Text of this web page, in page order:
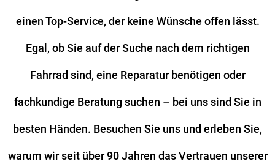
einen Top-Service, der keine Wünsche offen lässt.
Egal, ob Sie auf der Suche nach dem richtigen
Fahrrad sind, eine Reparatur benötigen oder
fachkundige Beratung suchen – bei uns sind Sie in
besten Händen. Besuchen Sie uns und erleben Sie,
warum wir seit über 90 Jahren das Vertrauen unserer